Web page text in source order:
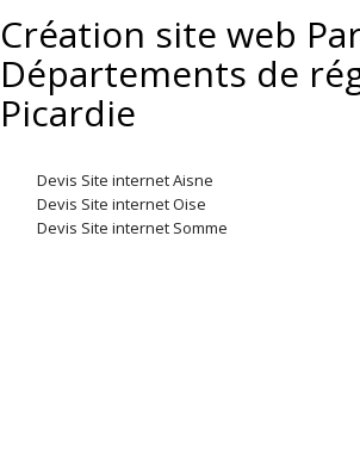
Création site web
Départements de
Picardie
Devis Site internet Aisne
Devis Site internet Oise
Devis Site internet Somme